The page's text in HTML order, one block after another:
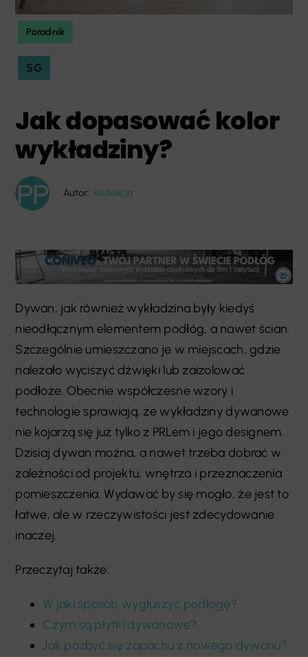
Poradnik
SG
Jak dopasować kolor
wykładziny?
Autor: Redakcja
Dywan, jak również wykładzina były kiedyś
nieodłącznym elementem podłóg, a nawet ścian.
Szczególnie umieszczano je w miejscach, gdzie
należało wyciszyć dźwięki lub zaizolować
podłoże. Obecnie współczesne wzory i
technologie sprawiają, że wykładziny dywanowe
nie kojarzą się już tylko z PRLem i jego designem.
Dzisiaj dywan można, a nawet trzeba dobrać w
zależności od projektu, wnętrza i przeznaczenia
pomieszczenia. Wydawać by się mogło, że jest to
łatwe, ale w rzeczywistości jest zdecydowanie
inaczej.
Przeczytaj także:
W jaki sposób wygłuszyć podłogę?
Czym są płytki dywanowe?
Jak pozbyć się zapachu z nowego dywanu?